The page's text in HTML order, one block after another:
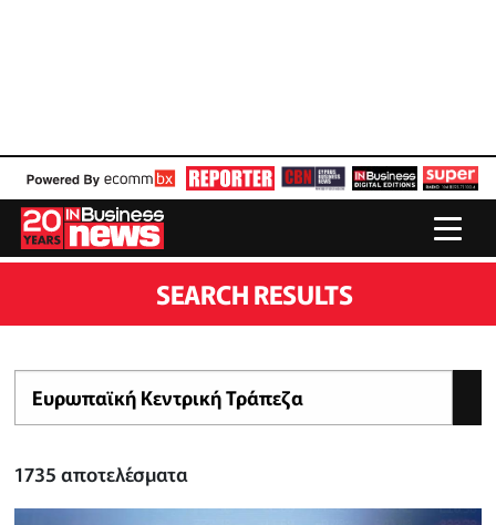
SEARCH RESULTS
1735 αποτελέσματα